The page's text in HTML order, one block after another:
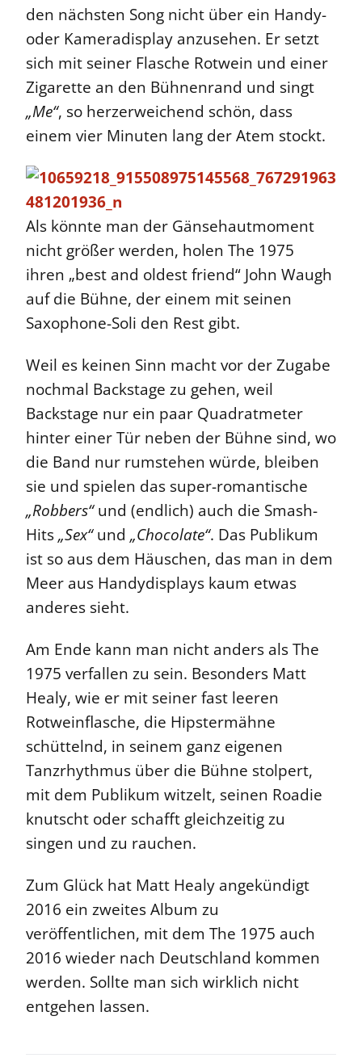
den nächsten Song nicht über ein Handy-
oder Kameradisplay anzusehen. Er setzt
sich mit seiner Flasche Rotwein und einer
Zigarette an den Bühnenrand und singt
„Me“, so herzerweichend schön, dass
einem vier Minuten lang der Atem stockt.
Als könnte man der Gänsehautmoment
nicht größer werden, holen The 1975
ihren „best and oldest friend“ John Waugh
auf die Bühne, der einem mit seinen
Saxophone-Soli den Rest gibt.
Weil es keinen Sinn macht vor der Zugabe
nochmal Backstage zu gehen, weil
Backstage nur ein paar Quadratmeter
hinter einer Tür neben der Bühne sind, wo
die Band nur rumstehen würde, bleiben
sie und spielen das super-romantische
„Robbers“und (endlich) auch die Smash-
Hits„Sex“und „Chocolate“. Das Publikum
ist so aus dem Häuschen, das man in dem
Meer aus Handydisplays kaum etwas
anderes sieht.
Am Ende kann man nicht anders als The
1975 verfallen zu sein. Besonders Matt
Healy, wie er mit seiner fast leeren
Rotweinflasche, die Hipstermähne
schüttelnd, in seinem ganz eigenen
Tanzrhythmus über die Bühne stolpert,
mit dem Publikum witzelt, seinen Roadie
knutscht oder schafft gleichzeitig zu
singen und zu rauchen.
Zum Glück hat Matt Healy angekündigt
2016 ein zweites Album zu
veröffentlichen, mit dem The 1975 auch
2016 wieder nach Deutschland kommen
werden. Sollte man sich wirklich nicht
entgehen lassen.